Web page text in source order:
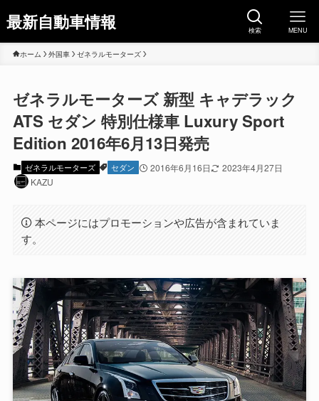
最新自動車情報 検索 MENU
ホーム 外国車 ゼネラルモーターズ
ゼネラルモーターズ 新型 キャデラック
ATS セダン 特別仕様車 Luxury Sport
Edition 2016年6月13日発売
ゼネラルモーターズ セダン 2016年6月16日
2023年4月27日
KAZU
本ページにはプロモーションや広告が含まれていま
す。